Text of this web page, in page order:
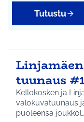
Tutustu
tuunaus
Kellokosken ja
valokuvatuunaus
puoleensa